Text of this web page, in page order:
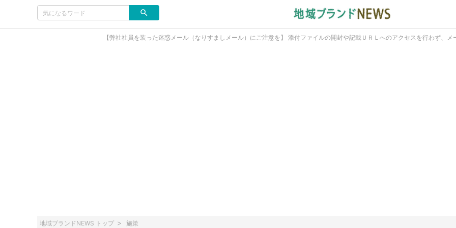
【弊社社員を装った迷惑メール（なりすましメール）にご注意を】 添付ファイルの開封や記載ＵＲＬへのアクセスを行わず、メ
地域ブランドNEWS トップ 施策